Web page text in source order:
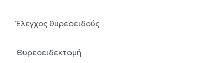
Έλεγχος θυρεοειδούς
Θυρεοειδεκτομή